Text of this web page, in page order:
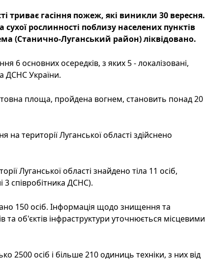
триває гасіння пожеж, які виникли 30 вересня.
рослинності поблизу населених пунктів
(Станично-Луганський район) ліквідовано.
6 основних осередків, з яких 5 - локалізовані,
ДСНС України.
площа, пройдена вогнем, становить понад 20
території Луганської області здійснено
Луганської області знайдено тіла 11 осіб,
3 співробітника ДСНС).
150 осіб. Інформація щодо знищення та
об'єктів інфраструктури уточнюється місцевими
2500 осіб і більше 210 одиниць техніки, з них від